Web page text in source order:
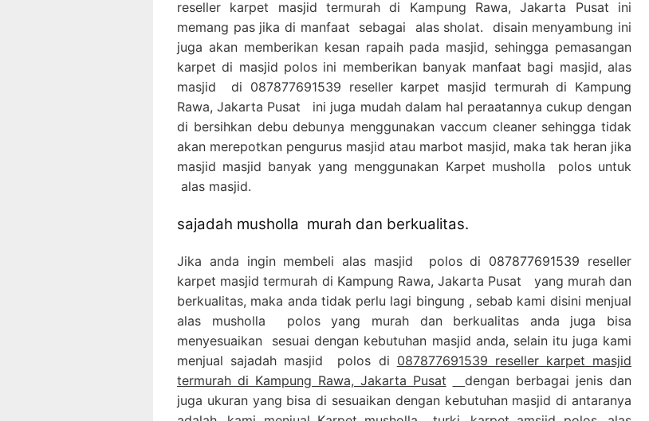
reseller karpet masjid termurah di Kampung Rawa, Jakarta Pusat ini
memang pas jika di manfaat sebagai alas sholat. disain menyambung ini
juga akan memberikan kesan rapaih pada masjid, sehingga pemasangan
karpet di masjid polos ini memberikan banyak manfaat bagi masjid, alas
masjid di 087877691539 reseller karpet masjid termurah di Kampung
Rawa, Jakarta Pusat ini juga mudah dalam hal peraatannya cukup dengan
di bersihkan debu debunya menggunakan vaccum cleaner sehingga tidak
akan merepotkan pengurus masjid atau marbot masjid, maka tak heran jika
masjid masjid banyak yang menggunakan Karpet musholla polos untuk
alas masjid.
sajadah musholla murah dan berkualitas.
Jika anda ingin membeli alas masjid polos di 087877691539 reseller
karpet masjid termurah di Kampung Rawa, Jakarta Pusat yang murah dan
berkualitas, maka anda tidak perlu lagi bingung , sebab kami disini menjual
alas musholla polos yang murah dan berkualitas anda juga bisa
menyesuaikan sesuai dengan kebutuhan masjid anda, selain itu juga kami
menjual sajadah masjid polos di 087877691539 reseller karpet masjid
termurah di Kampung Rawa, Jakarta Pusat
dengan berbagai jenis dan
juga ukuran yang bisa di sesuaikan dengan kebutuhan masjid di antaranya